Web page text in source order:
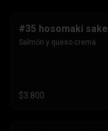
#35 hosomaki sake
Salmón y queso crema.
$3.800